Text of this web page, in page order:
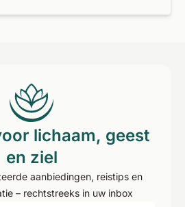
lichaam, geest
en ziel
aanbiedingen, reistips en
– rechtstreeks in uw inbox